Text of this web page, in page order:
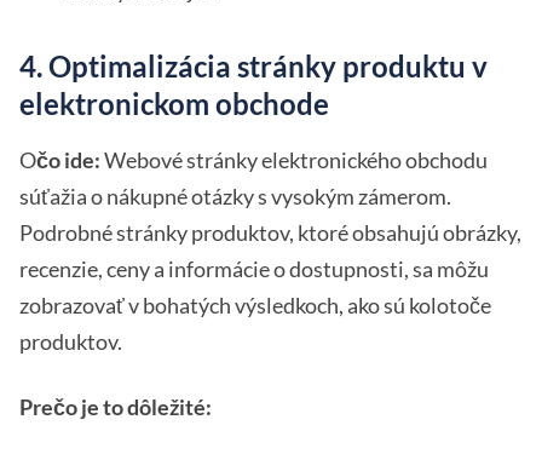
4. Optimalizácia stránky produktu v
elektronickom obchode
Očo ide:Webové stránky elektronického obchodu
súťažia o nákupné otázky s vysokým zámerom.
Podrobné stránky produktov, ktoré obsahujú obrázky,
recenzie, ceny a informácie o dostupnosti, sa môžu
zobrazovať v bohatých výsledkoch, ako sú kolotoče
produktov.
Prečo je to dôležité: